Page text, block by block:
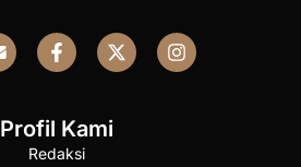
Profil Kami
Redaksi